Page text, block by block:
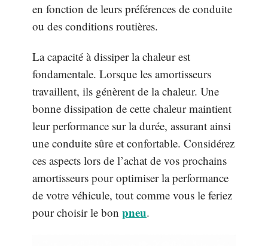
en fonction de leurs préférences de conduite
ou des conditions routières.
La capacité à dissiper la chaleur est
fondamentale. Lorsque les amortisseurs
travaillent, ils génèrent de la chaleur. Une
bonne dissipation de cette chaleur maintient
leur performance sur la durée, assurant ainsi
une conduite sûre et confortable. Considérez
ces aspects lors de l’achat de vos prochains
amortisseurs pour optimiser la performance
de votre véhicule, tout comme vous le feriez
pour choisir le bon pneu.